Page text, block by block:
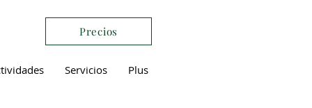
Precios
Servicios Plus